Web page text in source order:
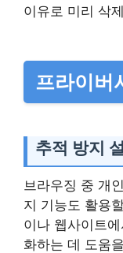
이유로 미리 삭
프라이버
추적 방지
브라우징 중 개
지 기능도 활용
이나 웹사이트
화하는 데 도움